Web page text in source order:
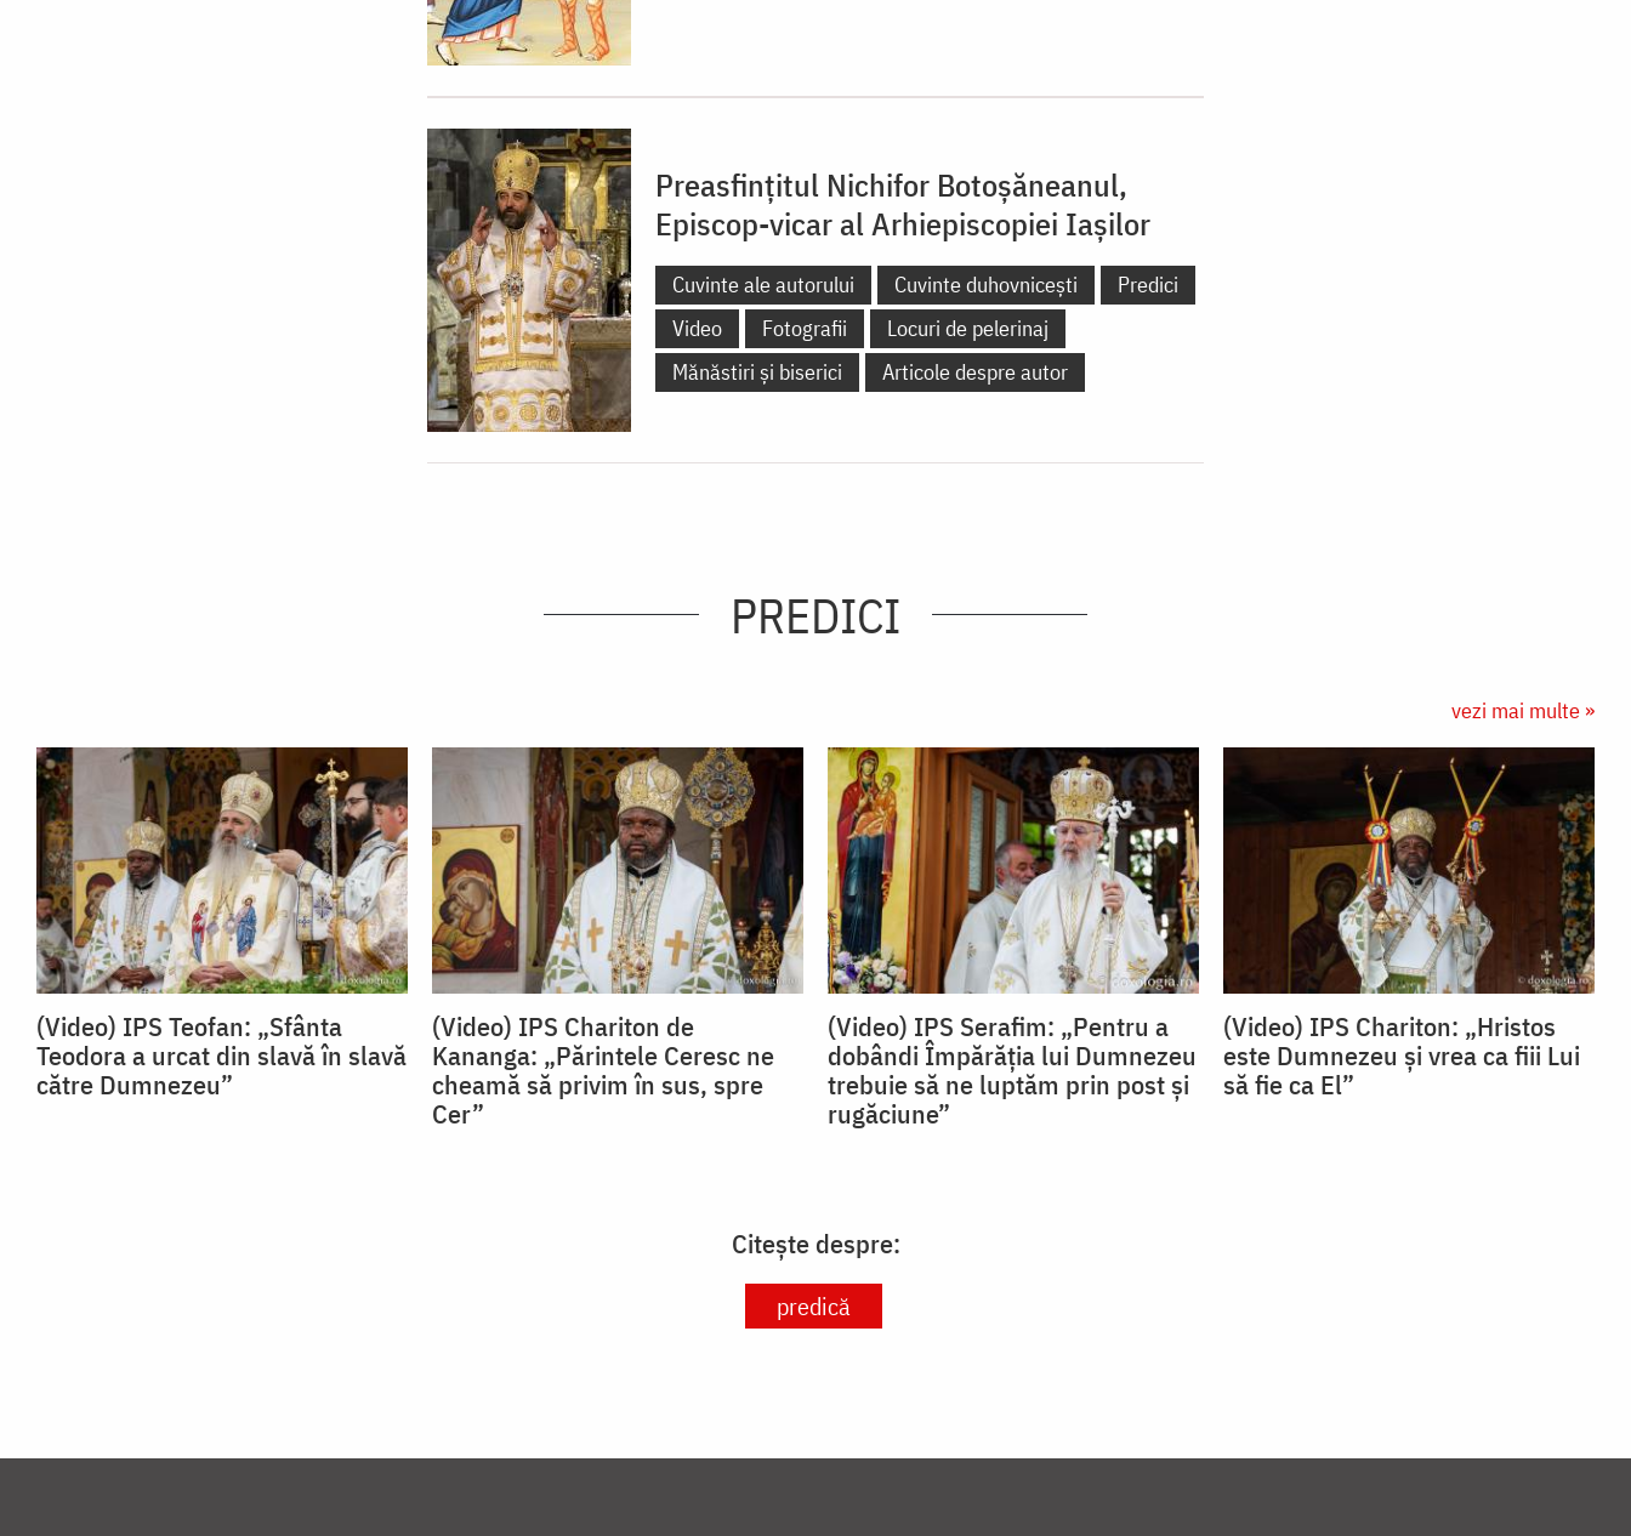
Preasfințitul Nichifor Botoșăneanul,
Episcop-vicar al Arhiepiscopiei Iașilor
Cuvinte ale autorului Cuvinte duhovnicești
Predici
Video
Fotografii
Locuri de pelerinaj
Mănăstiri și biserici
Articole despre autor
PREDICI
vezi mai multe »
(Video) IPS Teofan: „Sfânta
Teodora a urcat din slavă în slavă
către Dumnezeu”
(Video) IPS Chariton de
Kananga: „Părintele Ceresc ne
cheamă să privim în sus, spre
Cer”
(Video) IPS Serafim: „Pentru a
dobândi Împărăția lui Dumnezeu
trebuie să ne luptăm prin post și
rugăciune”
(Video) IPS Chariton: „Hristos
este Dumnezeu și vrea ca fiii Lui
să fie ca El”
Citește despre:
predică